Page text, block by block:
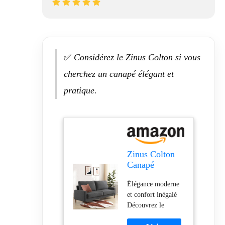
✅ Considérez le Zinus Colton si vous
cherchez un canapé élégant et
pratique.
Zinus Colton
Canapé
195×88×83 cm
– Sofa Fixe
Tissu Gris
foncé – Design
Élégance moderne
et confort inégalé
Découvrez le